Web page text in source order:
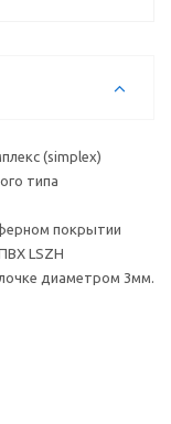
(simplex)
типа
покрытии
LSZH
диаметром 3мм.